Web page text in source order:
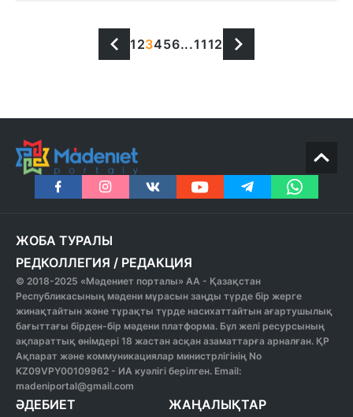
1 23456...1112
ЖОБА ТУРАЛЫ
РЕДКОЛЛЕГИЯ / РЕДАКЦИЯ
© 2018-2025 «Мәдениет порталы» АА - Қазақстан
Республикасының мәдени мұрасын заңды түрде бір жерге
жинақтайтын және тұрақты түрде насихаттайтын ағартушылық
бағыттағы бірден-бір мәдени платформа. Бұл желі ресурсының
ақпараттық өнімдері 18 жастан асқан азаматтарға арналған. ҚР
Ақпарат және коммуникациялар министрлігінің No
KZ09VPY00109962 - ИА куәлігі берілген. Email:
madeniportal@gmail.com
ӘДЕБИЕТ ЖАҢАЛЫҚТАР